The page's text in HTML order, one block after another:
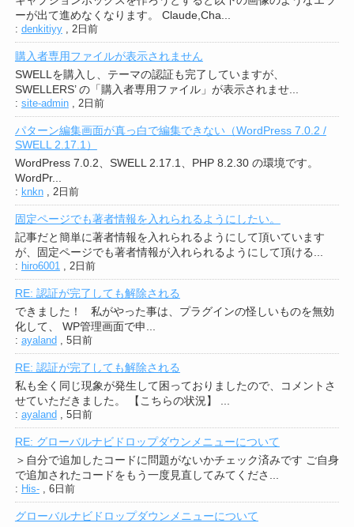
ーが出て進めなくなります。 Claude,Cha...
: denkitiyy, 2日前
購入者専用ファイルが表示されません
SWELLを購入し、テーマの認証も完了していますが、
SWELLERS’ の「購入者専用ファイル」が表示されませ...
: site-admin, 2日前
パターン編集画面が真っ白で編集できない（WordPress 7.0.2 /
SWELL 2.17.1）
WordPress 7.0.2、SWELL 2.17.1、PHP 8.2.30 の環境です。
WordPr...
: knkn, 2日前
固定ページでも著者情報を入れられるようにしたい。
記事だと簡単に著者情報を入れられるようにして頂いています
が、固定ページでも著者情報が入れられるようにして頂ける...
: hiro6001, 2日前
RE: 認証が完了しても解除される
できました！ 私がやった事は、プラグインの怪しいものを無効
化して、 WP管理画面で申...
: ayaland , 5日前
RE: 認証が完了しても解除される
私も全く同じ現象が発生して困っておりましたので、コメントさ
せていただきました。 【こちらの状況】 ...
: ayaland , 5日前
RE: グローバルナビドロップダウンメニューについて
＞自分で追加したコードに問題がないかチェック済みです ご自身
で追加されたコードをもう一度見直してみてくださ...
: His-, 6日前
グローバルナビドロップダウンメニューについて